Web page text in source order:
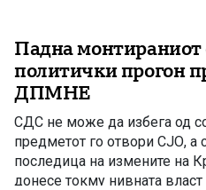
Падна монтираниот
политички прогон
ДПМНЕ
СДС не може да избега од
предметот го отвори СЈО, а
последица на измените на
донесе токму нивната